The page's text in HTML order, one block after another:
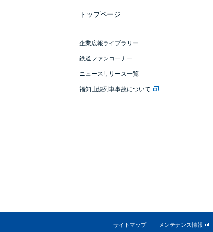
トップページ
企業広報ライブラリー
鉄道ファンコーナー
ニュースリリース一覧
福知山線列車事故について
サイトマップ メンテナンス情報